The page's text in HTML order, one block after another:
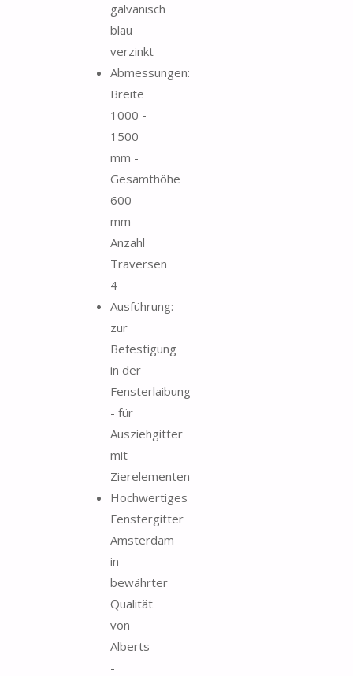
galvanisch
blau
verzinkt
Abmessungen:
Breite
1000 -
1500
mm -
Gesamthöhe
600
mm -
Anzahl
Traversen
4
Ausführung:
zur
Befestigung
in der
Fensterlaibung
- für
Ausziehgitter
mit
Zierelementen
Hochwertiges
Fenstergitter
Amsterdam
in
bewährter
Qualität
von
Alberts
-